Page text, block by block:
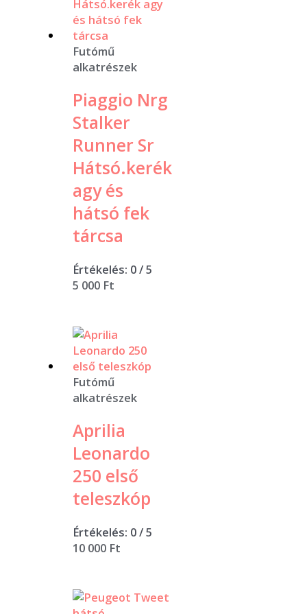
Futómű
alkatrészek
Piaggio Nrg
Stalker
Runner Sr
Hátsó.kerék
agy és
hátsó fek
tárcsa
Értékelés: 0/ 5
5 000 Ft
Futómű
alkatrészek
Aprilia
Leonardo
250 első
teleszkóp
Értékelés: 0/ 5
10 000 Ft